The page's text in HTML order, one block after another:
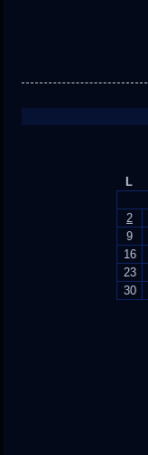
L
2
9
16
23
30